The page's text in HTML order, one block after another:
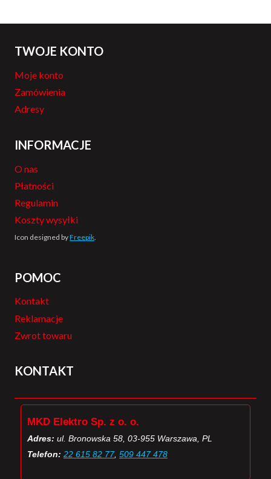
TWOJE KONTO
Moje konto
Zamówienia
Adresy
INFORMACJE
O nas
Płatności
Regulamin
Koszty wysyłki
Icon designed byFreepik
POMOC
Kontakt
Reklamacje
Zwrot towaru
KONTAKT
MKD Elektro Sp. z o. o.
Adres: ul. Bronowska 58, 03-955 Warszawa, PL
Telefon: 22 615 82 77, 509 447 478